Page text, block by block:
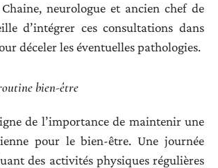
neurologue et ancien chef de
d’intégrer ces consultations dans
déceler les éventuelles pathologies.
bien-être
de l’importance de maintenir une
pour le bien-être. Une journée
des activités physiques régulières